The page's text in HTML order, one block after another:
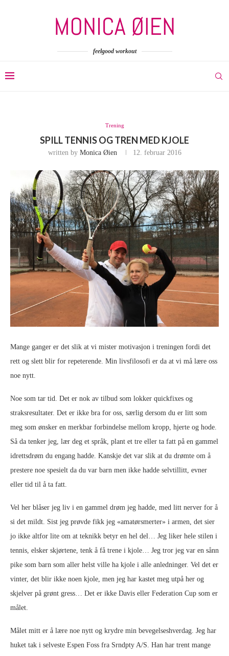
feelgood workout
Trening
SPILL TENNIS OG TREN MED KJOLE
written by Monica Øien 12. februar 2016
Mange ganger er det slik at vi mister motivasjon i treningen fordi det
rett og slett blir for repeterende. Min livsfilosofi er da at vi må lære oss
noe nytt.
Noe som tar tid. Det er nok av tilbud som lokker quickfixes og
straksresultater. Det er ikke bra for oss, særlig dersom du er litt som
meg som ønsker en merkbar forbindelse mellom kropp, hjerte og hode.
Så da tenker jeg, lær deg et språk, plant et tre eller ta fatt på en gammel
idrettsdrøm du engang hadde. Kanskje det var slik at du drømte om å
prestere noe spesielt da du var barn men ikke hadde selvtillitt, evner
eller tid til å ta fatt.
Vel her blåser jeg liv i en gammel drøm jeg hadde, med litt nerver for å
si det mildt. Sist jeg prøvde fikk jeg «amatørsmerter» i armen, det sier
jo ikke altfor lite om at teknikk betyr en hel del… Jeg liker hele stilen i
tennis, elsker skjørtene, tenk å få trene i kjole… Jeg tror jeg var en sånn
pike som barn som aller helst ville ha kjole i alle anledninger. Vel det er
vinter, det blir ikke noen kjole, men jeg har kastet meg utpå her og
skjelver på grønt gress… Det er ikke Davis eller Federation Cup som er
målet.
Målet mitt er å lære noe nytt og krydre min bevegelseshverdag. Jeg har
huket tak i selveste Espen Foss fra Srndpty A/S. Han har trent mange